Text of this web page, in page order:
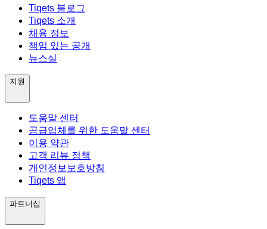
Tiqets 블로그
Tiqets 소개
채용 정보
책임 있는 공개
뉴스실
지원
도움말 센터
공급업체를 위한 도움말 센터
이용 약관
고객 리뷰 정책
개인정보보호방침
Tiqets 앱
파트너십